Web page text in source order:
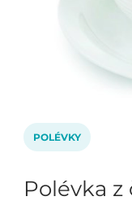
POLÉVKY
Polévka